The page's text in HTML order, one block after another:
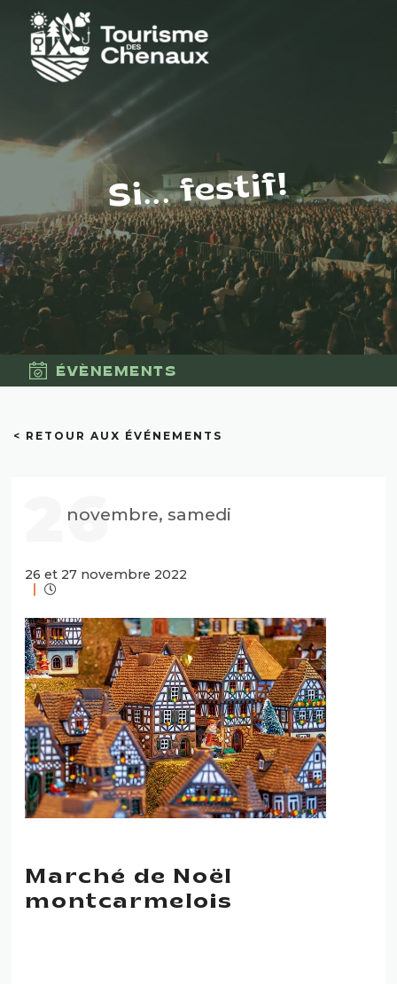
Si... festif!
ÉVÈNEMENTS
< RETOUR AUX ÉVÉNEMENTS
26
novembre, samedi
26 et 27 novembre 2022
Marché de Noël
montcarmelois